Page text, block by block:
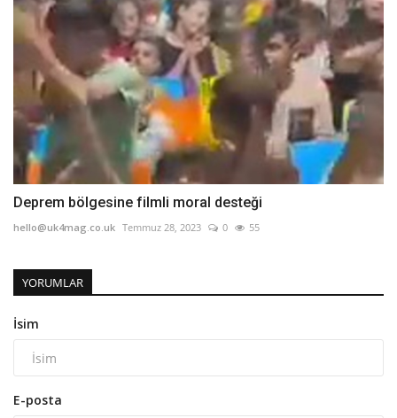
Deprem bölgesine filmli moral desteği
hello@uk4mag.co.uk Temmuz 28, 2023 0 55
YORUMLAR
İsim
E-posta